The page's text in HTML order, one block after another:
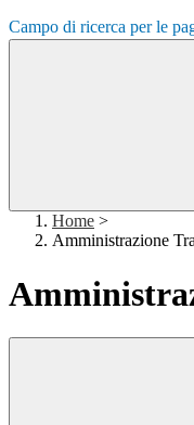
Campo di ricerca per le
Home >
Amministrazione